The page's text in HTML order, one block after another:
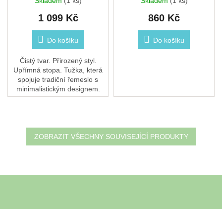
1 099 Kč
Do košíku
Čistý tvar. Přirozený styl.
Upřímná stopa. Tužka, která
spojuje tradiční řemeslo s
minimalistickým designem.
Blackwing Natural je nejtvrdší
860 Kč
Do košíku
ZOBRAZIT VŠECHNY SOUVISEJÍCÍ PRODUKTY